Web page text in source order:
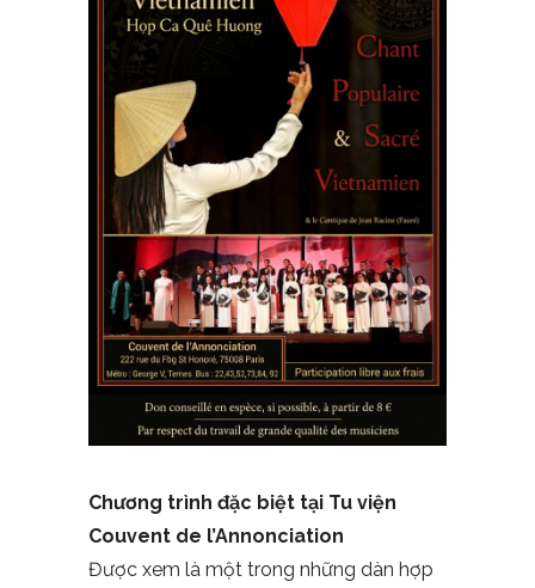
Chương trình đặc biệt tại Tu viện
Couvent de l’Annonciation
Được xem là một trong những dàn hợp